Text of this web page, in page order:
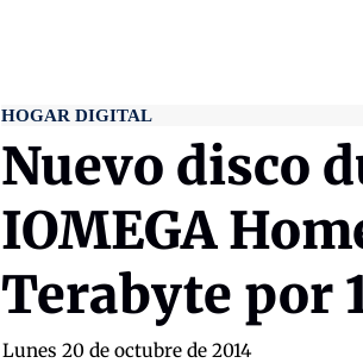
HOGAR DIGITAL
Nuevo disco
IOMEGA
Terabyte por
lunes 20 de octubre de 2014